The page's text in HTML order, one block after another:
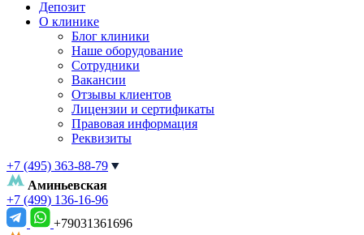
Депозит
О клинике
Блог клиники
Наше оборудование
Сотрудники
Вакансии
Отзывы клиентов
Лицензии и сертификаты
Правовая информация
Реквизиты
+7 (495) 363-88-79
Аминьевская
+7 (499) 136-16-96
+79031361696